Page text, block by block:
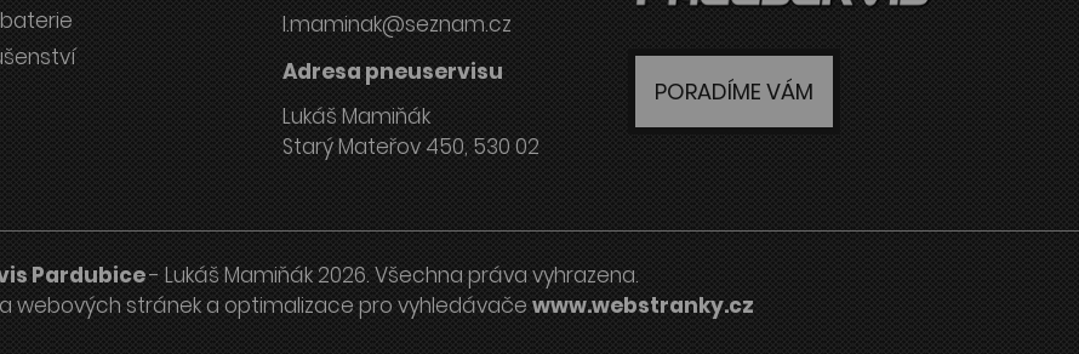
l.maminak@seznam.cz
Adresa pneuservisu
Lukáš Mamiňák
Starý Mateřov 450, 530 02
PORADÍME VÁM
Pardubice- Lukáš Mamiňák 2026. Všechna práva vyhrazena.
webových stráneka optimalizace pro vyhledávače www.webstranky.cz